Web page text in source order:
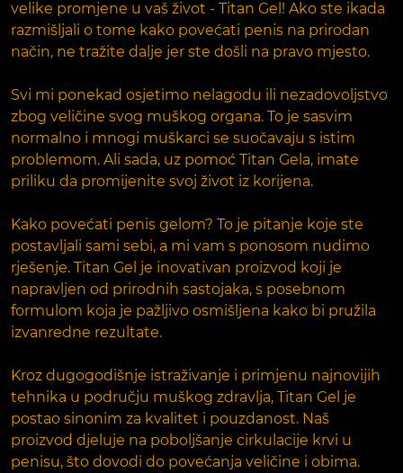
velike promjene u vaš život - Titan Gel! Ako ste ikada
razmišljali o tome kako povećati penis na prirodan
način, ne tražite dalje jer ste došli na pravo mjesto.
Svi mi ponekad osjetimo nelagodu ili nezadovoljstvo
zbog veličine svog muškog organa. To je sasvim
normalno i mnogi muškarci se suočavaju s istim
problemom. Ali sada, uz pomoć Titan Gela, imate
priliku da promijenite svoj život iz korijena.
Kako povećati penis gelom? To je pitanje koje ste
postavljali sami sebi, a mi vam s ponosom nudimo
rješenje. Titan Gel je inovativan proizvod koji je
napravljen od prirodnih sastojaka, s posebnom
formulom koja je pažljivo osmišljena kako bi pružila
izvanredne rezultate.
Kroz dugogodišnje istraživanje i primjenu najnovijih
tehnika u području muškog zdravlja, Titan Gel je
postao sinonim za kvalitet i pouzdanost. Naš
proizvod djeluje na poboljšanje cirkulacije krvi u
penisu, što dovodi do povećanja veličine i obima.